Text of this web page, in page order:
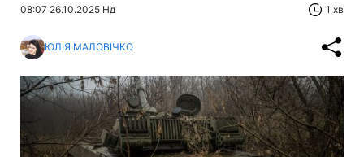
08:07 26.10.2025 Нд 1 хв
ЮЛІЯ МАЛОВІЧКО